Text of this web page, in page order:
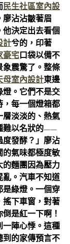
民生社區室內設
沾沾皺著眉
決定出去看個
計兮的，印著
豪宅口袋以備不
象震驚了。整條
母室內設計東邊
燈。它們不是交
，每一個燈箱都
層淡淡的、熱氣
難以名狀的——
度發酵？」廖沾
的氣味都極度敏
的麵團因為壓力
亂。汽車不知道
是綠燈。一個穿
搖下車窗，對著
是紅一下啊！
一陣心悸。這種
到的家傳預言不